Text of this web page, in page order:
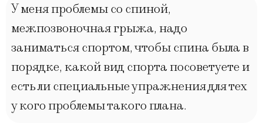
У меня проблемы со спиной,
межпозвоночная грыжа, надо
заниматься спортом, чтобы спина была в
порядке, какой вид спорта посоветуете и
есть ли специальные упражнения для тех
у кого проблемы такого плана.